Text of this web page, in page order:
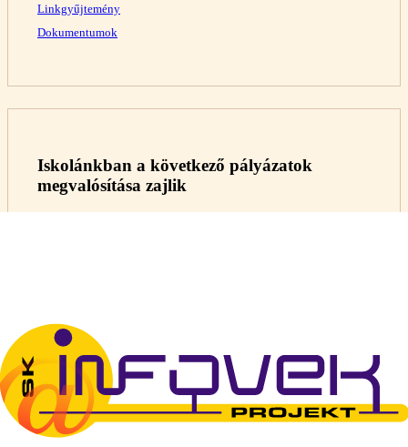
Linkgyűjtemény
Dokumentumok
Iskolánkban a következő pályázatok
megvalósítása zajlik